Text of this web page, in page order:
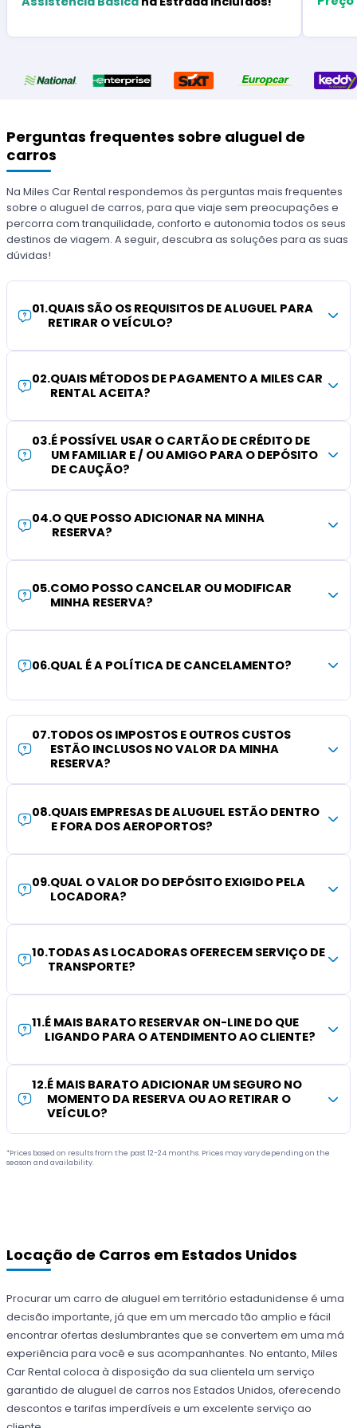
Perguntas frequentes sobre aluguel de
carros
Na Miles Car Rental respondemos às perguntas mais frequentes
sobre o aluguel de carros, para que viaje sem preocupações e
percorra com tranquilidade, conforto e autonomia todos os seus
destinos de viagem. A seguir, descubra as soluções para as suas
dúvidas!
01.QUAIS SÃO OS REQUISITOS DE ALUGUEL PARA
RETIRAR O VEÍCULO?
02.QUAIS MÉTODOS DE PAGAMENTO A MILES CAR
RENTAL ACEITA?
03.É POSSÍVEL USAR O CARTÃO DE CRÉDITO DE
UM FAMILIAR E / OU AMIGO PARA O DEPÓSITO
DE CAUÇÃO?
04.O QUE POSSO ADICIONAR NA MINHA
RESERVA?
05.COMO POSSO CANCELAR OU MODIFICAR
MINHA RESERVA?
06.QUAL É A POLÍTICA DE CANCELAMENTO?
07.TODOS OS IMPOSTOS E OUTROS CUSTOS
ESTÃO INCLUSOS NO VALOR DA MINHA
RESERVA?
08.QUAIS EMPRESAS DE ALUGUEL ESTÃO DENTRO
E FORA DOS AEROPORTOS?
09.QUAL O VALOR DO DEPÓSITO EXIGIDO PELA
LOCADORA?
10.TODAS AS LOCADORAS OFERECEM SERVIÇO DE
TRANSPORTE?
11.É MAIS BARATO RESERVAR ON-LINE DO QUE
LIGANDO PARA O ATENDIMENTO AO CLIENTE?
12.É MAIS BARATO ADICIONAR UM SEGURO NO
MOMENTO DA RESERVA OU AO RETIRAR O
VEÍCULO?
*Prices based on results from the past 12-24 months. Prices may vary depending on the
season and availability.
Locação de Carros em Estados Unidos
Procurar um carro de aluguel em território estadunidense é uma
decisão importante, já que em um mercado tão amplio e fácil
encontrar ofertas deslumbrantes que se convertem em uma má
experiência para você e sus acompanhantes. No entanto, Miles
Car Rental coloca à disposição da sua clientela um serviço
garantido de aluguel de carros nos Estados Unidos, oferecendo
descontos e tarifas imperdíveis e um excelente serviço ao